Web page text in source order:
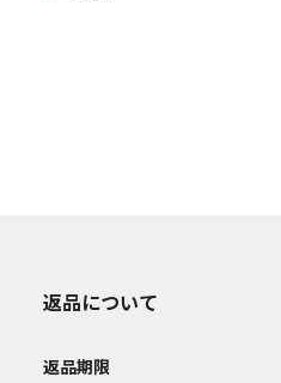
返品について
返品期限